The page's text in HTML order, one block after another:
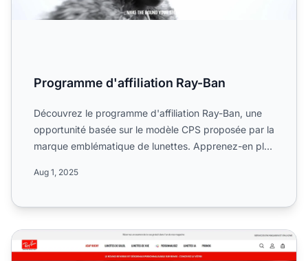
Programme d'affiliation Ray-Ban
Découvrez le programme d'affiliation Ray-Ban, une
opportunité basée sur le modèle CPS proposée par la
marque emblématique de lunettes. Apprenez-en plus
Aug 1, 2025
Programme d'affiliation Ray-Ban Europe